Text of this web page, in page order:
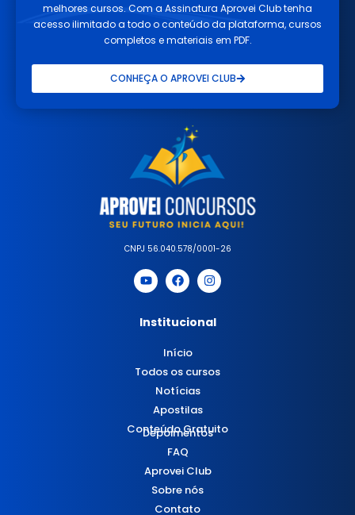
melhores cursos. Com a Assinatura Aprovei Club tenha
acesso ilimitado a todo o conteúdo da plataforma, cursos
completos e materiais em PDF.
CONHEÇA O APROVEI CLUB
CNPJ 56.040.578/0001-26
Institucional
Início
Todos os cursos
Notícias
Apostilas
Conteúdo Gratuito
Depoimentos
FAQ
Aprovei Club
Sobre nós
Contato